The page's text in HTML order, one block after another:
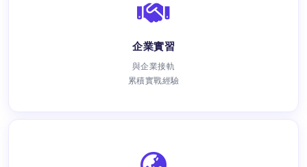
企業實習
與企業接軌
累積實戰經驗